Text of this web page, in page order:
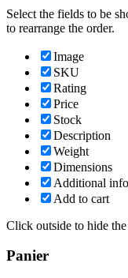
Select the fields to be
to rearrange the order.
Image
SKU
Rating
Price
Stock
Description
Weight
Dimensions
Additional
Add to cart
Click outside to hide
Panier